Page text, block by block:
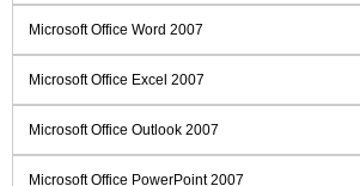
Microsoft Office Word 2007
Microsoft Office Excel 2007
Microsoft Office Outlook 2007
Microsoft Office PowerPoint 2007